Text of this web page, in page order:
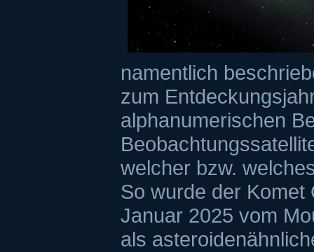
namentlich
zum
alphanumerischen
welcher bzw.
So wurde der Komet
Januar 2025 vom
als